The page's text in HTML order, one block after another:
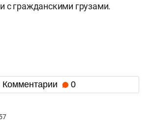
с гражданскими грузами.
Комментарии 0